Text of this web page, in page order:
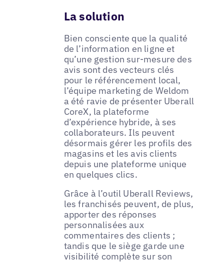
La solution
Bien consciente que la qualité
de l’information en ligne et
qu’une gestion sur-mesure des
avis sont des vecteurs clés
pour le référencement local,
l’équipe marketing de Weldom
a été ravie de présenter Uberall
CoreX, la plateforme
d’expérience hybride, à ses
collaborateurs. Ils peuvent
désormais gérer les profils des
magasins et les avis clients
depuis une plateforme unique
en quelques clics.
Grâce à l’outil Uberall Reviews,
les franchisés peuvent, de plus,
apporter des réponses
personnalisées aux
commentaires des clients ;
tandis que le siège garde une
visibilité complète sur son